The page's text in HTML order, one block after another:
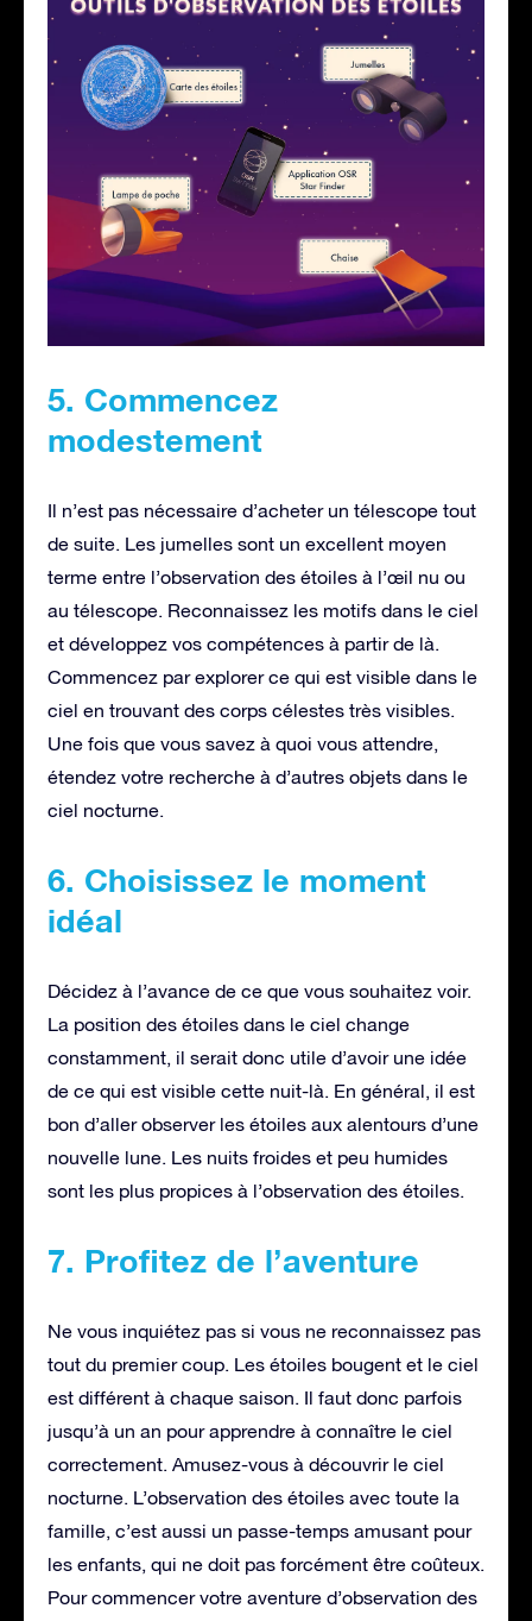
5. Commencez
modestement
Il n’est pas nécessaire d’acheter un télescope tout
de suite. Les jumelles sont un excellent moyen
terme entre l’observation des étoiles à l’œil nu ou
au télescope. Reconnaissez les motifs dans le ciel
et développez vos compétences à partir de là.
Commencez par explorer ce qui est visible dans le
ciel en trouvant des corps célestes très visibles.
Une fois que vous savez à quoi vous attendre,
étendez votre recherche à d’autres objets dans le
ciel nocturne.
6. Choisissez le moment
idéal
Décidez à l’avance de ce que vous souhaitez voir.
La position des étoiles dans le ciel change
constamment, il serait donc utile d’avoir une idée
de ce qui est visible cette nuit-là. En général, il est
bon d’aller observer les étoiles aux alentours d’une
nouvelle lune. Les nuits froides et peu humides
sont les plus propices à l’observation des étoiles.
7. Profitez de l’aventure
Ne vous inquiétez pas si vous ne reconnaissez pas
tout du premier coup. Les étoiles bougent et le ciel
est différent à chaque saison. Il faut donc parfois
jusqu’à un an pour apprendre à connaître le ciel
correctement. Amusez-vous à découvrir le ciel
nocturne. L’observation des étoiles avec toute la
famille, c’est aussi un passe-temps amusant pour
les enfants, qui ne doit pas forcément être coûteux.
Pour commencer votre aventure d’observation des